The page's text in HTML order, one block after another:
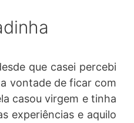
que casei percebi
vontade de ficar com
casou virgem e tinha
experiências e aquilo